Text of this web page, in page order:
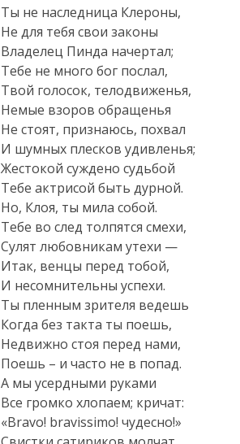
Текст произведения
Ты не наследница Клероны,
Не для тебя свои законы
Владелец Пинда начертал;
Тебе не много бог послал,
Твой голосок, телодвиженья,
Немые взоров обращенья
Не стоят, признаюсь, похвал
И шумных плесков удивленья;
Жестокой суждено судьбой
Тебе актрисой быть дурной.
Но, Клоя, ты мила собой.
Тебе во след толпятся смехи,
Сулят любовникам утехи —
Итак, венцы перед тобой,
И несомнительны успехи.
Ты пленным зрителя ведешь
Когда без такта ты поешь,
Недвижно стоя перед нами,
Поешь – и часто не в попад.
А мы усердными руками
Все громко хлопаем; кричат:
«Bravo! bravissimo! чудесно!»